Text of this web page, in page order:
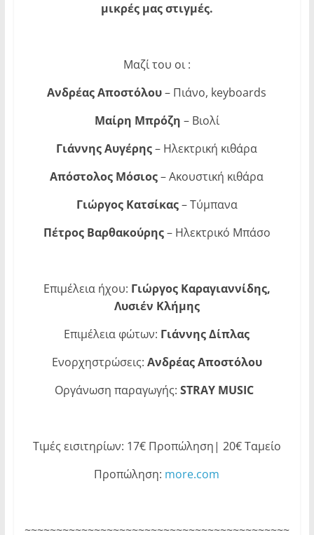
μικρές μας στιγμές.
Μαζί του οι :
Ανδρέας Αποστόλου– Πιάνο, keyboards
Μαίρη Μπρόζη – Βιολί
Γιάννης Αυγέρης– Ηλεκτρική κιθάρα
Απόστολος Μόσιος– Ακουστική κιθάρα
Γιώργος Κατσίκας– Τύμπανα
Πέτρος Βαρθακούρης– Ηλεκτρικό Μπάσο
Επιμέλεια ήχου: Γιώργος Καραγιαννίδης,
Λυσιέν Κλήμης
Επιμέλεια φώτων: Γιάννης Δίπλας
Ενορχηστρώσεις: Ανδρέας Αποστόλου
Οργάνωση παραγωγής: STRAY MUSIC
Τιμές εισιτηρίων: 17€ Προπώληση| 20€ Ταμείο
Προπώληση: more.com
~~~~~~~~~~~~~~~~~~~~~~~~~~~~~~~~~~~~~~~~~~